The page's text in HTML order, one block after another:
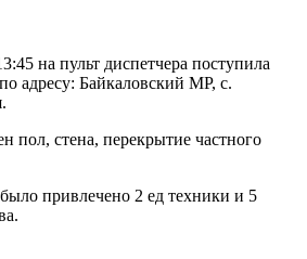
на пульт диспетчера поступила
адресу: Байкаловский МР, с.
пол, стена, перекрытие частного
привлечено 2 ед техники и 5